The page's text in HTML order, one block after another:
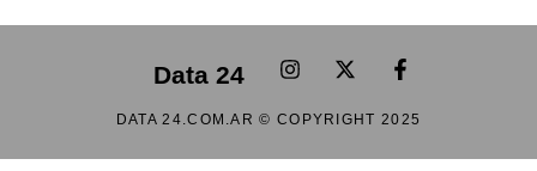
Data 24
DATA 24.COM.AR © COPYRIGHT 2025